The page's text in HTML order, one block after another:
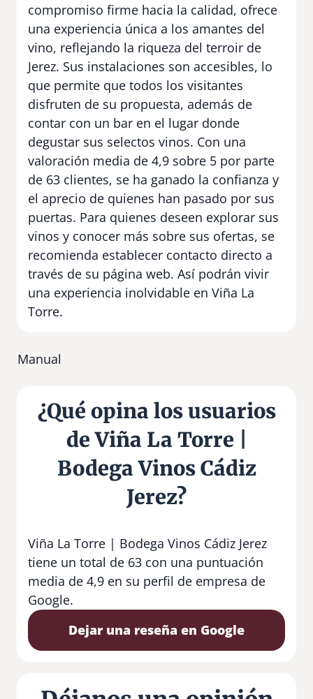
compromiso firme hacia la calidad, ofrece
una experiencia única a los amantes del
vino, reflejando la riqueza del terroir de
Jerez. Sus instalaciones son accesibles, lo
que permite que todos los visitantes
disfruten de su propuesta, además de
contar con un bar en el lugar donde
degustar sus selectos vinos. Con una
valoración media de 4,9 sobre 5 por parte
de 63 clientes, se ha ganado la confianza y
el aprecio de quienes han pasado por sus
puertas. Para quienes deseen explorar sus
vinos y conocer más sobre sus ofertas, se
recomienda establecer contacto directo a
través de su página web. Así podrán vivir
una experiencia inolvidable en Viña La
Torre.
Manual
¿Qué opina los usuarios
de Viña La Torre |
Bodega Vinos Cádiz
Jerez?
Viña La Torre | Bodega Vinos Cádiz Jerez
tiene un total de 63 con una puntuación
media de 4,9 en su perfil de empresa de
Google.
Dejar una reseña en Google